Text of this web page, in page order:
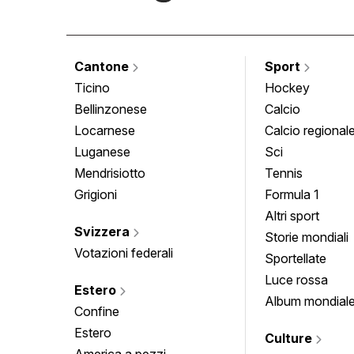
Cantone
Ticino
Bellinzonese
Locarnese
Luganese
Mendrisiotto
Grigioni
Svizzera
Votazioni federali
Estero
Confine
Estero
Sport
Hockey
Calcio
Calcio
Sci
Tennis
Formula 1
Altri sport
Storie mondiali
Sportellate
Luce rossa
Album
Culture